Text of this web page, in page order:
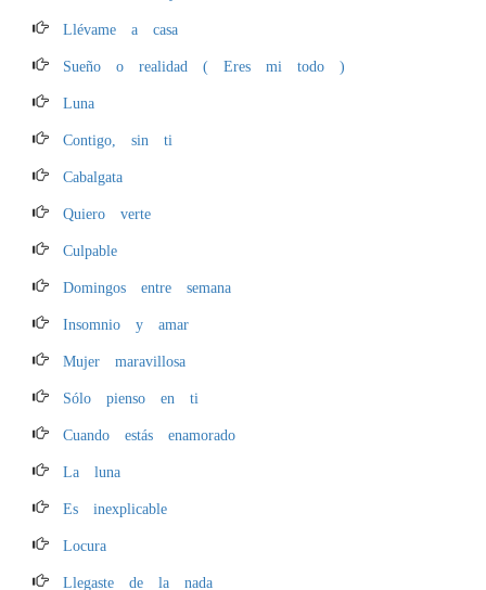
Llévame a casa
Sueño o realidad ( Eres mi todo )
Luna
Contigo, sin ti
Cabalgata
Quiero verte
Culpable
Domingos entre semana
Insomnio y amar
Mujer maravillosa
Sólo pienso en ti
Cuando estás enamorado
La luna
Es inexplicable
Locura
Llegaste de la nada